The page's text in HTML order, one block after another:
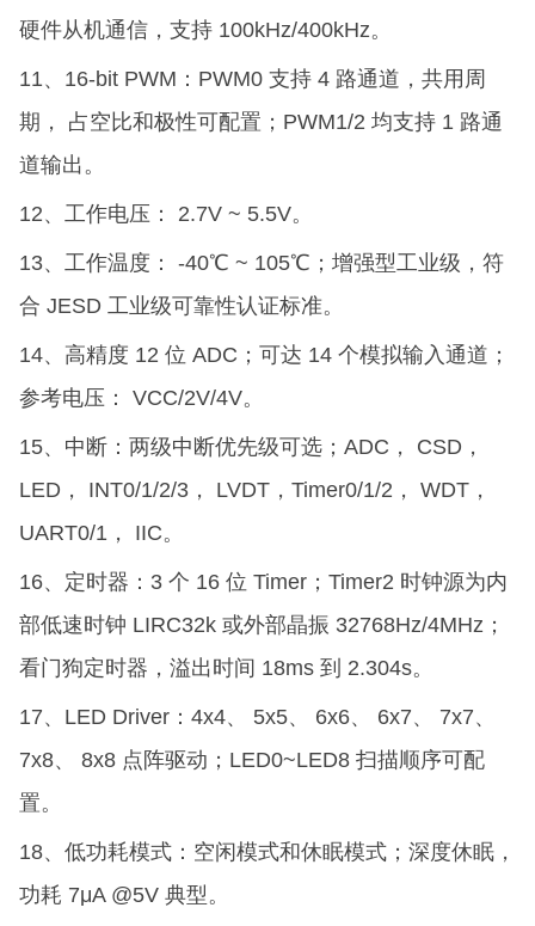
硬件从机通信，支持 100kHz/400kHz。
11、16-bit PWM：PWM0 支持 4 路通道，共用周
期， 占空比和极性可配置；PWM1/2 均支持 1 路通
道输出。
12、工作电压： 2.7V ~ 5.5V。
13、工作温度： -40℃ ~ 105℃；增强型工业级，符
合 JESD 工业级可靠性认证标准。
14、高精度 12 位 ADC；可达 14 个模拟输入通道；
参考电压： VCC/2V/4V。
15、中断：两级中断优先级可选；ADC， CSD，
LED， INT0/1/2/3， LVDT，Timer0/1/2， WDT，
UART0/1， IIC。
16、定时器：3 个 16 位 Timer；Timer2 时钟源为内
部低速时钟 LIRC32k 或外部晶振 32768Hz/4MHz；
看门狗定时器，溢出时间 18ms 到 2.304s。
17、LED Driver：4x4、 5x5、 6x6、 6x7、 7x7、
7x8、 8x8 点阵驱动；LED0~LED8 扫描顺序可配
置。
18、低功耗模式：空闲模式和休眠模式；深度休眠，
功耗 7μA @5V 典型。